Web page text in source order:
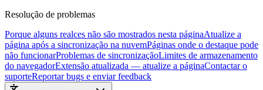
Resolução de problemas
Porque alguns realces não são mostrados nesta páginaAtualize a
página após a sincronização na nuvemPáginas onde o destaque pode
não funcionarProblemas de sincronizaçãoLimites de armazenamento
do navegadorExtensão atualizada — atualize a páginaContactar o
suporteReportar bugs e enviar feedback